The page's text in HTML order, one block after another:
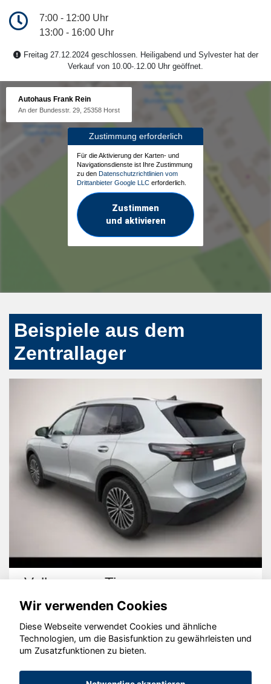
7:00 - 12:00 Uhr
13:00 - 16:00 Uhr
Freitag 27.12.2024 geschlossen. Heiligabend und Sylvester hat der
Verkauf von 10.00-.12.00 Uhr geöffnet.
Autohaus Frank Rein
An der Bundesstr. 29, 25358 Horst
Zustimmung erforderlich
Für die Aktivierung der Karten- und
Navigationsdienste ist Ihre Zustimmung
zu den Datenschutzrichtlinien vom
Drittanbieter Google LLC erforderlich.
Zustimmen
und aktivieren
Beispiele aus dem
Zentrallager
Volkswagen Tiguan
© konjunkturmotor.de GmbH 2020 - 2026
Wir verwenden Cookies
Diese Webseite verwendet Cookies und ähnliche
Technologien, um die Basisfunktion zu gewährleisten und
um Zusatzfunktionen zu bieten.